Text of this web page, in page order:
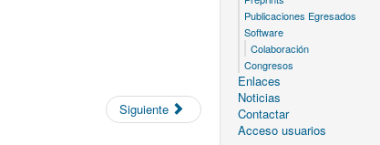
Siguiente
Publicaciones Egresados
Software
Colaboración
Congresos
Enlaces
Noticias
Contactar
Acceso usuarios